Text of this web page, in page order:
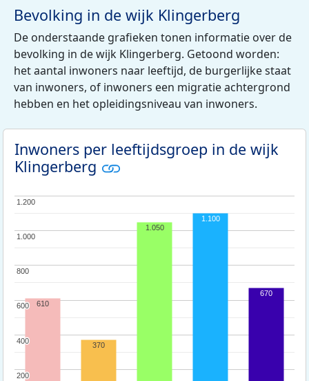
Bevolking in de wijk Klingerberg
De onderstaande grafieken tonen informatie over de
bevolking in de wijk Klingerberg. Getoond worden:
het aantal inwoners naar leeftijd, de burgerlijke staat
van inwoners, of inwoners een migratie achtergrond
hebben en het opleidingsniveau van inwoners.
Inwoners per leeftijdsgroep in de wijk
Klingerberg
200
200
400
400
600
600
800
800
1.000
1.000
1.200
1.200
610
370
1.050
1.100
670